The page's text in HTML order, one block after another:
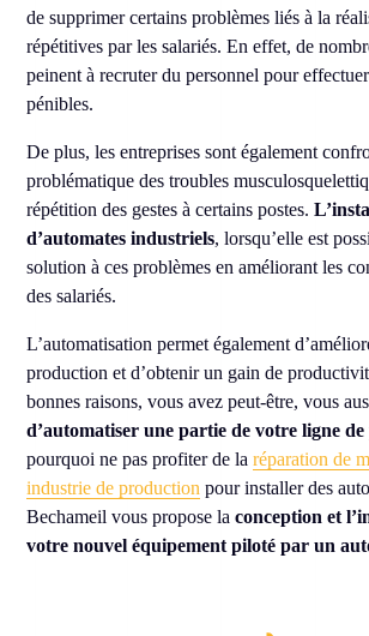
de supprimer certains problèmes liés à la
répétitives par les salariés. En effet, de
peinent à recruter du personnel pour
pénibles.
De plus, les entreprises sont également
problématique des troubles
répétition des gestes à certains postes.
d’automates industriels, lorsqu’elle est
solution à ces problèmes en améliorant les
des salariés.
L’automatisation permet également
production et d’obtenir un gain de
bonnes raisons, vous avez peut-être, vous
d’automatiser une partie de votre ligne
pourquoi ne pas profiter de laréparation de
industrie de production pour installer des
Bechameil vous propose laconception et
votre nouvel équipement piloté par un